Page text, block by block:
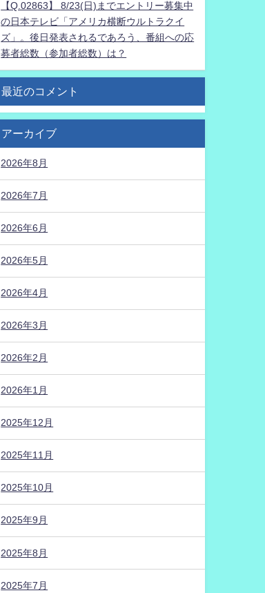
【Q.02863】 8/23(日)までエントリー募集中
の日本テレビ「アメリカ横断ウルトラクイ
ズ」。後日発表されるであろう、番組への応
募者総数（参加者総数）は？
最近のコメント
アーカイブ
2026年8月
2026年7月
2026年6月
2026年5月
2026年4月
2026年3月
2026年2月
2026年1月
2025年12月
2025年11月
2025年10月
2025年9月
2025年8月
2025年7月